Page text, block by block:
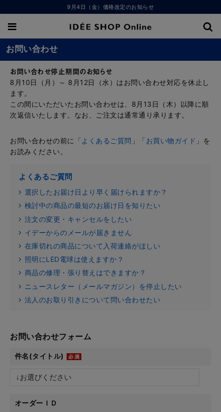
9月4日（金）価格改定のお知らせ
お問い合わせ
お問い合わせ停止期間のお知らせ
8月10日（月）～ 8月12日（水）はお問い合わせ対応を休止し
ます。
この間にいただいたお問い合わせは、8月13日（木）以降に順
次返信いたします。なお、ご注文は通常通り承ります。
お問い合わせの前に「よくあるご質問 」「お買い物ガイド 」を
お読みください。
よくあるご質問
選択したお届け日より早く届けられますか？
検討中の商品の最短のお届け日を知りたい
注文の変更・キャンセルをしたい
イデーからのメールが届きません
在庫切れの商品について入荷連絡がほしい
照明にLED電球は使えますか？
商品の修理・張り替えはできますか？
ニュースレター（メールマガジン）を停止したい
法人のお取り引きについて問い合わせたい
お問い合わせフォーム
件名(タイトル)
オーダーＩＤ